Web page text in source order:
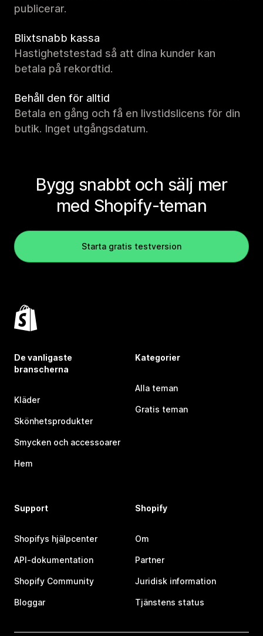
publicerar.
Blixtsnabb kassa
Hastighetstestad så att dina kunder kan
betala på rekordtid.
Behåll den för alltid
Betala en gång och få en livstidslicens för din
butik. Inget utgångsdatum.
Bygg snabbt och sälj mer
med Shopify-teman
Starta gratis testversion
De vanligaste
branscherna
Kläder
Skönhetsprodukter
Smycken och accessoarer
Hem
Kategorier
Alla teman
Gratis teman
Support
Shopifys hjälpcenter
API-dokumentation
Shopify Community
Bloggar
Shopify
Om
Partner
Juridisk information
Tjänstens status